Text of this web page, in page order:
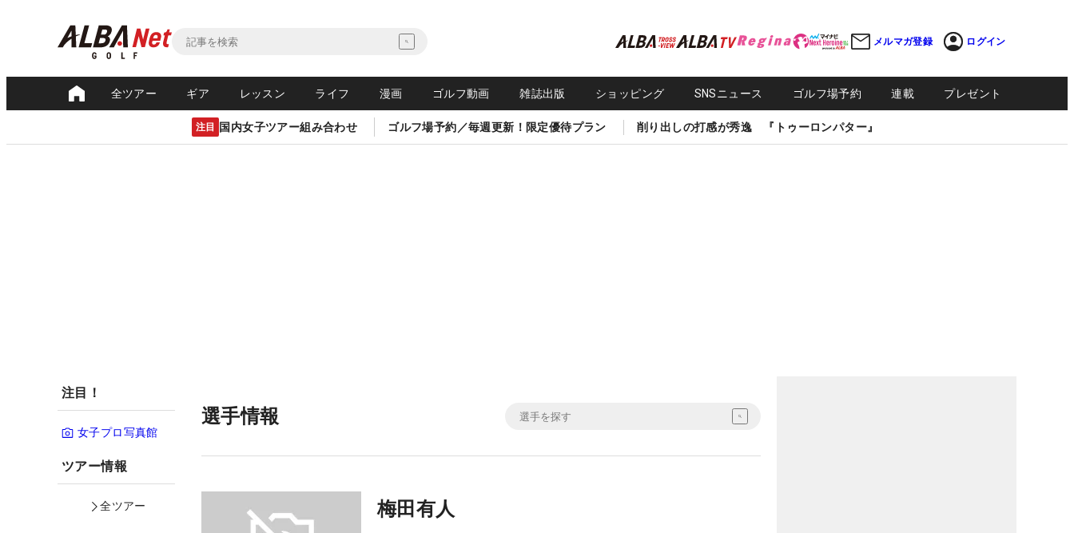
メルマガ登録 ログイン
全ツアー ギア レッスン ライフ 漫画 ゴルフ動画 雑誌出版 ショッピング SNSニュース ゴルフ場予約 連載 プレゼント
注目 国内女子ツアー組み合わせ ゴルフ場予約／毎週更新！限定優待プラン 削り出しの打感が秀逸 『トゥーロンパター』
注目！
女子プロ写真館
ツアー情報
全ツアー
選手情報
梅田有人